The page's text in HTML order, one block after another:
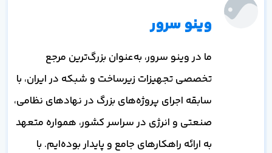
وینو سرور
ما در وینو سرور، به‌عنوان بزرگ‌ترین مرجع
تخصصی تجهیزات زیرساخت و شبکه در ایران، با
سابقه اجرای پروژه‌های بزرگ در نهادهای نظامی،
صنعتی و انرژی در سراسر کشور، همواره متعهد
به ارائه راهکارهای جامع و پایدار بوده‌ایم. با